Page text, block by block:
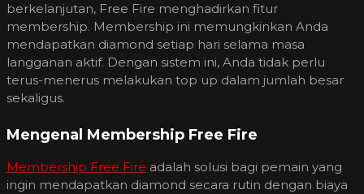
berkelanjutan, Free Fire menghadirkan fitur
membership. Membership ini memungkinkan Anda
mendapatkan diamond setiap hari selama masa
langganan aktif. Dengan sistem ini, Anda tidak perlu
terus-menerus melakukan top up dalam jumlah besar
sekaligus.
Mengenal Membership Free Fire
Membership Free Fire adalah solusi bagi pemain yang
ingin mendapatkan diamond secara rutin dengan biaya